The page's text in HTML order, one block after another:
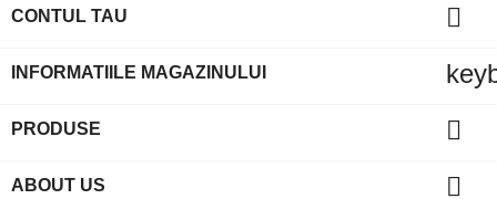
CONTUL TAU 
INFORMATIILE MAGAZINULUI
PRODUSE 
ABOUT US 